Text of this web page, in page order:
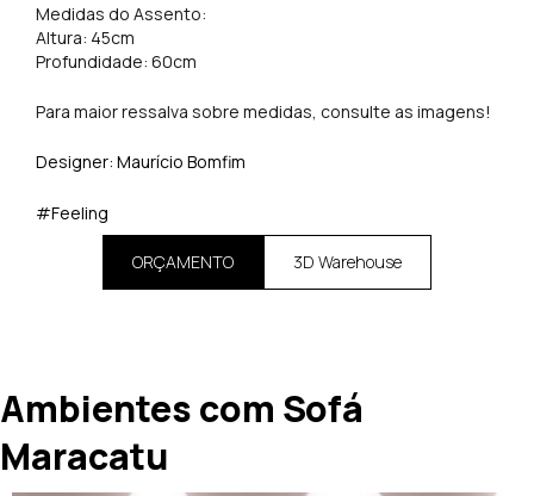
Medidas do Assento:
Altura: 45cm
Profundidade: 60cm
Para maior ressalva sobre medidas, consulte as imagens!
Designer: Maurício Bomfim
#Feeling
ORÇAMENTO 3D Warehouse
Ambientes com Sofá
Maracatu